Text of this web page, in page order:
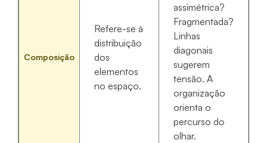
Composição
Refere-se à
distribuição
dos
elementos
no espaço.
assimétrica?
Fragmentada?
Linhas
diagonais
sugerem
tensão. A
organização
orienta o
percurso do
olhar.